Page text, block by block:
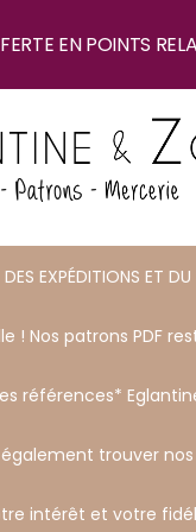
EN POINTS
DES EXPÉDITIONS ET
! Nos patrons PDF
références*
également trouver
intérêt et votre